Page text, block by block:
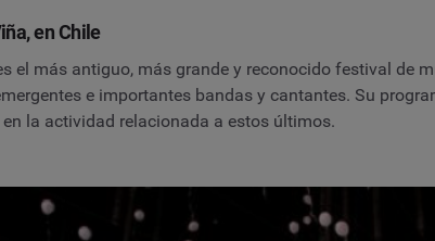
en Chile
el más antiguo, más grande y reconocido festival de
e importantes bandas y cantantes. Su
la actividad relacionada a estos últimos.